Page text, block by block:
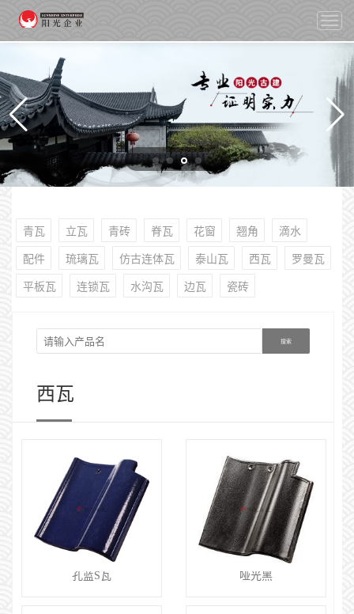
切
换
青瓦 立瓦 青砖 脊瓦 花窗 翘角
滴水
配件
琉璃瓦 仿古连体瓦 泰山瓦 西瓦
罗曼瓦
平板瓦
连锁瓦 水沟瓦 边瓦 瓷砖
搜索
西瓦
孔蓝S瓦 哑光黑